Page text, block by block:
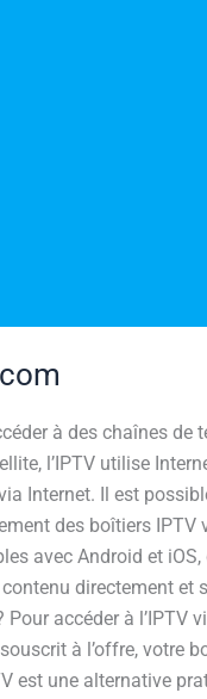
à des chaînes
l’IPTV utilise
Internet. Il est
des boîtiers IPTV
avec Android et
directement et
accéder à l’IPTV
à l’offre, votre
est une alternative